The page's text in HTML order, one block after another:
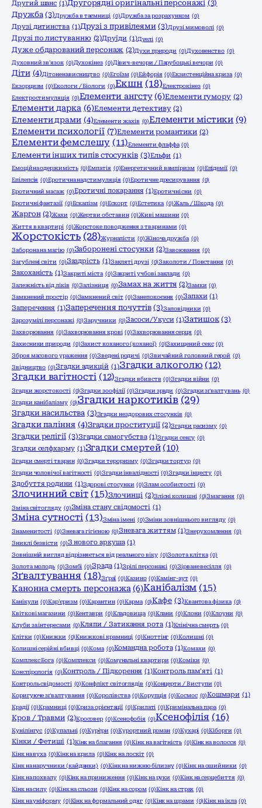
Другий шанс (1)Другорядні оригінальні персонажі (3)
Дружба (3)Дружба в таємниці (0)Дружба за розрахунком (0)
Друзі дитинства (1)Друзі з привілеями (3)Друзі мимоволі (0)
Друзі по листуванню (2)Друїди (1)Дуелі (0)
Дуже обдарований персонаж (2)Духи природи (0)Духовенство (0)
Духовний зв'язок (0)Духокінез (0)Дівич-вечори / Парубоцькі вечори (0)
Діти (4)Дітоненависництво (0)Егоїзм (0)Ейфорія (0)Екзистенційна криза (0)
Екзорцизм (0)Екологи / Біологи (0)Екшн (18)Електрокінез (0)
Електростимуляція (0)Елементи ангсту (6)Елементи гумору (2)
Елементи дарка (6)Елементи детективу (2)
Елементи драми (4)Елементи жахів (0)Елементи містики (9)
Елементи психології (7)Елементи романтики (2)
Елементи фемслешу (11)Елементи флаффа (0)
Елементи інших типів стосунків (3)Ельфи (1)
Емоційна одержимість (0)Емпатія (0)Енергетичний вампіризм (0)Епідемії (0)
Епілепсія (0)Еротична надстимуляція (0)Еротичне дресирування (0)
Еротичний масаж (0)Еротичні покарання (1)Еротичні сни (0)
Еротичні фантазії (0)Ескапізм (0)Ескорт (0)Естетика (0)Жаль / Шкода (0)
Жаргон (2)Жахи (0)Жертви обставин (0)Живі машини (0)
Життя в квартирі (0)Жорстоке поводження з тваринами (0)
Жорстокість (28)Журналісти (0)Жіноча дружба (0)
Заборона на магію (0)Заборонені стосунки (2)Завоювання (0)
Загублені світи (0)Заздрість (1)Закляті друзі (0)Заколоти / Повстання (0)
Закоханість (1)Закриті міста (0)Закриті учбові заклади (0)
Залежність від ліків (0)Залізниця (0)Замах на життя (2)Замки (0)
Замкнений простір (0)Замкнений світ (0)Занепокоєння (0)Запахи (1)
Заперечення (1)Заперечення почуттів (3)Заповідники (0)
Зарозумілі персонажі (0)Заручники (0)Засоси/Укуси (1)Затишок (3)
Захворювання (0)Захворювання крові (0)Захворювання серця (0)
Захисники природи (0)Захист коханого (коханої) (0)Захищений секс (0)
Зброя масового ураження (0)Зведені родичі (0)Звичайний головний герой (0)
Звідництво (0)Згадки адикцій (1)Згадки алкоголю (12)
Згадки вагітності (12)Згадки вбивств (0)Згадки війни (0)
Згадки жорстокості (0)Згадки зоофілії (0)Згадки зради (0)Згадки зґвалтувань (0)
Згадки канібалізму (0)Згадки наркотиків (29)
Згадки насильства (3)Згадки нездорових стосунків (0)
Згадки паління (4)Згадки проституції (2)Згадки расизму (0)
Згадки релігії (3)Згадки самогубства (1)Згадки сексу (0)
Згадки селфхарму (1)Згадки смертей (10)
Згадки смерті тварин (0)Згадки тероризму (0)Згадки тортур (0)
Згадки чоловічої вагітності (0)Згадки інвалідності (0)Згадки інцесту (0)
Здобуття родини (1)Здорові стосунки (0)Злам особистості (0)
Злочинний світ (15)Злочинці (2)Злісні колишні (0)Змагання (0)
Зміна світогляду (0)Зміна стану свідомості (1)
Зміна сутності (13)Зміна імені (0)Зміни зовнішнього вигляду (0)
Знаменитості (0)Зневага гігієною (0)Зневага життям (1)Знерухомлення (0)
Зниклі безвісти (0)З нового аркуша (1)
Зовнішній вигляд відрізняється від реального віку (0)Золота клітка (0)
Золота молодь (0)Зомбі (0)Зрада (1)Зрілі персонажі (0)Зірване весілля (0)
Зґвалтування (18)Зґраї (0)Казино (0)Камінг-аут (0)
Канонна смерть персонажа (6)Канібалізм (15)
Канікули (0)Кар'єризм (0)Карантин (0)Карма (0)Кафе (3)Квантова фізика (0)
Квіткові магазини (0)Кентаври (0)Кладовища (0)Клани (0)Клони (0)Клоуни (0)
Клуби за інтересами (0)Кляпи / Затикання рота (1)Клінічна смерть (0)
Клітки (0)Книжки (0)Книжкові крамниці (0)Кноттінг (0)Колишні (0)
Колишні серійні вбивці (0)Кома (0)Командна робота (1)Комахи (0)
Комплекс Бога (0)Комплекси (0)Комунальні квартири (0)Коміки (0)
Конспірологія (0)Контроль / Підкорення (1)Контроль пам'яті (1)
Контроль свідомості (0)Конфлікт світоглядів (0)Концерти / Виступи (0)
Коригуюче зґвалтування (0)Королівства (0)Корупція (0)Космос (0)Кошмари (1)
Крадії (0)Крамниці (0)Криза орієнтації (0)Крилаті (0)Кримінальна пара (0)
Кров / Травми (2)Кросовер (0)Ксенофобія (0)Ксенофілія (16)
Кунілінгус (0)Купальні (0)Кур`єри (0)Курортний роман (0)Кухарі (0)Кіборги (0)
Кінки / Фетиші (1)Кінк на благання (0)Кінк на вагітність (0)Кінк на волосся (0)
Кінк на вуха (0)Кінк на крила (0)Кінк на лоскіт (0)
Кінк на наручники (кайданки) (0)Кінк на нижню білизну (0)Кінк на ошийники (0)
Кінк на похвалу (0)Кінк на приниження (0)Кінк на руки (0)Кінк на серцебиття (0)
Кінк на силу (0)Кінк на сльози (0)Кінк на сором (0)Кінк на страх (0)
Кінк на уніформу (0)Кінк на формальний одяг (0)Кінк на шрами (0)Кінк на ікла (0)